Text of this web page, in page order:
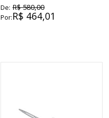
De: R$ 580,00
Por:R$ 464,01